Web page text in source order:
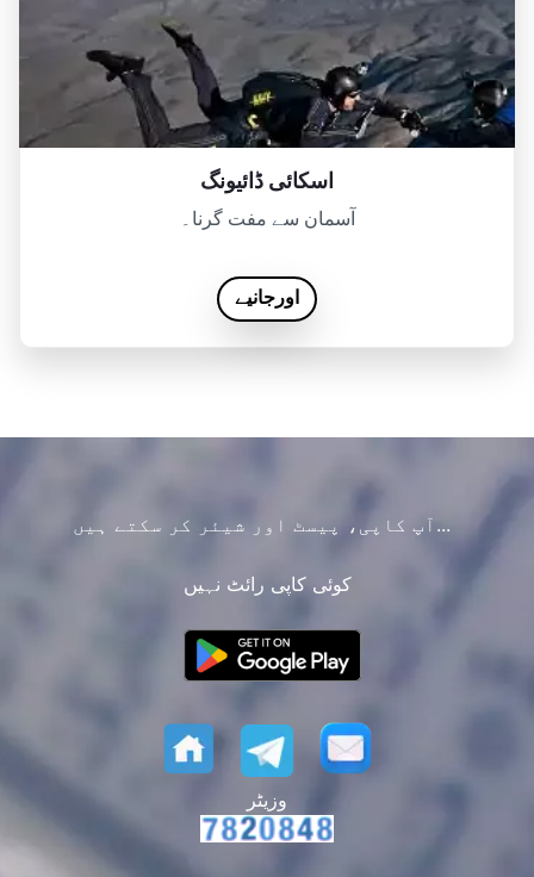
اسکائی ڈائیونگ
آسمان سے مفت گرنا۔
اورجانیے
آپ کاپی، پیسٹ اور شیئر کر سکتے ہیں...
کوئی کاپی رائٹ نہیں
وزیٹر